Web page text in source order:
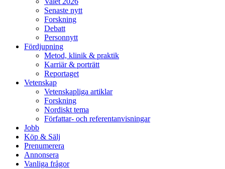
Senaste nytt
Forskning
Debatt
Personnytt
Fördjupning
Metod, klinik & praktik
Karriär & porträtt
Reportaget
Vetenskap
Vetenskapliga artiklar
Forskning
Nordiskt tema
Författar- och referentanvisningar
Jobb
Köp & Sälj
Prenumerera
Annonsera
Vanliga frågor